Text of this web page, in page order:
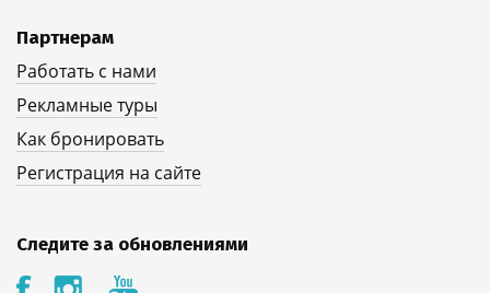
Партнерам
Работать с нами
Рекламные туры
Как бронировать
Регистрация на сайте
Следите за обновлениями